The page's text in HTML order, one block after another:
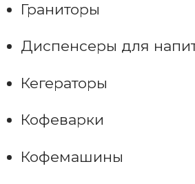
Граниторы
Диспенсеры для
Кегераторы
Кофеварки
Кофемашины